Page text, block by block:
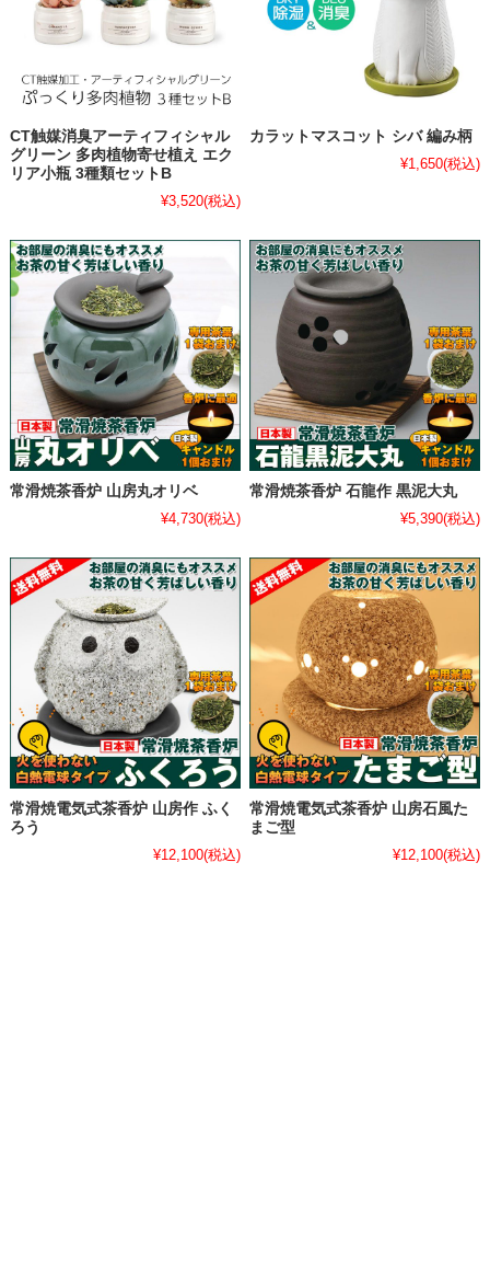
CT触媒消臭アーティフィシャル
グリーン 多肉植物寄せ植え エク
リア小瓶 3種類セットB
¥3,520(税込)
カラットマスコット シバ 編み柄
¥1,650(税込)
常滑焼茶香炉 山房丸オリベ
¥4,730(税込)
常滑焼茶香炉 石龍作 黒泥大丸
¥5,390(税込)
常滑焼電気式茶香炉 山房作 ふく
ろう
¥12,100(税込)
常滑焼電気式茶香炉 山房石風た
まご型
¥12,100(税込)